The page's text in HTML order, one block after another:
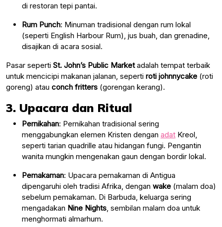
di restoran tepi pantai.
Rum Punch: Minuman tradisional dengan rum lokal
(seperti English Harbour Rum), jus buah, dan grenadine,
disajikan di acara sosial.
Pasar seperti St. John’s Public Marketadalah tempat terbaik
untuk mencicipi makanan jalanan, seperti roti johnnycake (roti
goreng) atau conch fritters (gorengan kerang).
3. Upacara dan Ritual
Pernikahan: Pernikahan tradisional sering
menggabungkan elemen Kristen dengan adat Kreol,
seperti tarian quadrille atau hidangan fungi. Pengantin
wanita mungkin mengenakan gaun dengan bordir lokal.
Pemakaman: Upacara pemakaman di Antigua
dipengaruhi oleh tradisi Afrika, dengan wake (malam doa)
sebelum pemakaman. Di Barbuda, keluarga sering
mengadakan Nine Nights , sembilan malam doa untuk
menghormati almarhum.